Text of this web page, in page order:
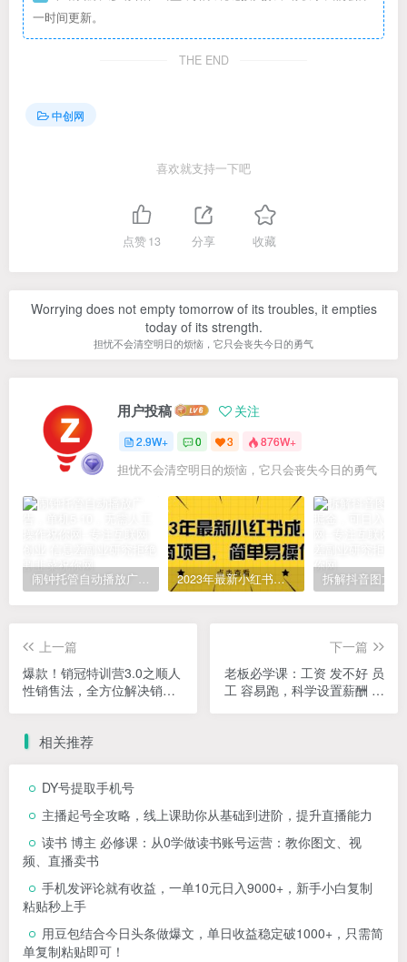
一时间更新。
THE END
中创网
喜欢就支持一下吧
点赞13 分享 收藏
Worrying does not empty tomorrow of its troubles, it empties
today of its strength.
担忧不会清空明日的烦恼，它只会丧失今日的勇气
用户投稿 关注
2.9W+ 0 3 876W+
担忧不会清空明日的烦恼，它只会丧失今日的勇气
闹钟托管自动播放广告，单机5-10，无需人工操作 2023年最新小红书成人电商项目，简单易操作【详细教程】
上一篇
爆款！销冠特训营3.0之顺人
性销售法，全方位解决销售
下一篇
老板必学课：工资 发不好 员
工 容易跑，科学设置薪酬 让
相关推荐
DY号提取手机号
主播起号全攻略，线上课助你从基础到进阶，提升直播能力
读书 博主 必修课：从0学做读书账号运营：教你图文、视
频、直播卖书
手机发评论就有收益，一单10元日入9000+，新手小白复制
粘贴秒上手
用豆包结合今日头条做爆文，单日收益稳定破1000+，只需简
单复制粘贴即可！